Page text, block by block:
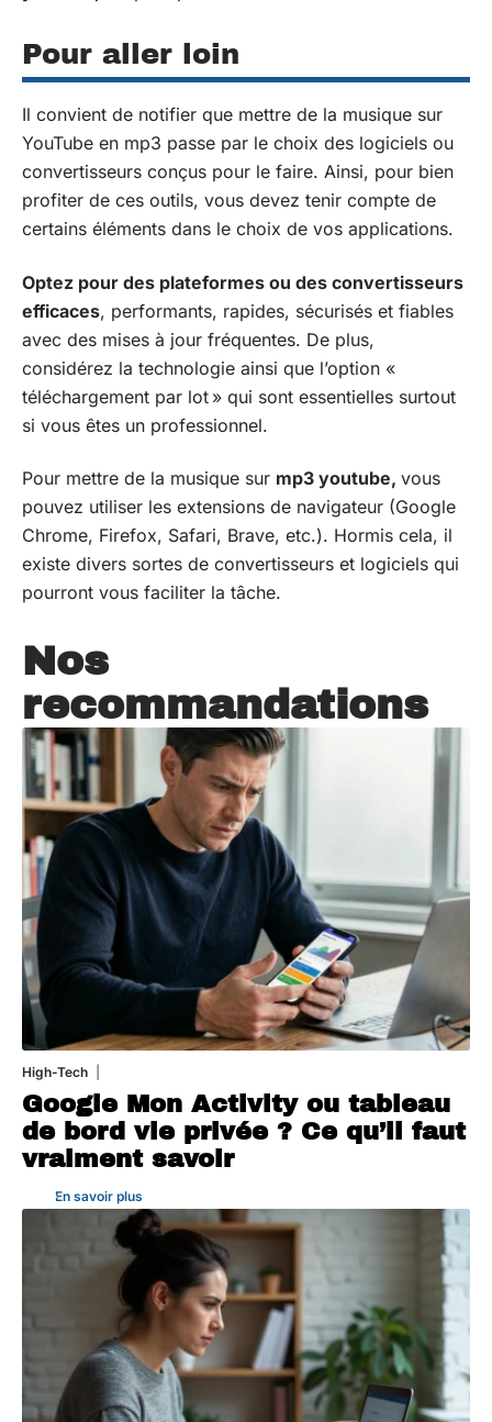
Pour aller loin
Il convient de notifier que mettre de la musique sur
YouTube en mp3 passe par le choix des logiciels ou
convertisseurs conçus pour le faire. Ainsi, pour bien
profiter de ces outils, vous devez tenir compte de
certains éléments dans le choix de vos applications.
Optez pour des plateformes ou des convertisseurs
efficaces, performants, rapides, sécurisés et fiables
avec des mises à jour fréquentes. De plus,
considérez la technologie ainsi que l’option «
téléchargement par lot » qui sont essentielles surtout
si vous êtes un professionnel.
Pour mettre de la musique sur mp3 youtube, vous
pouvez utiliser les extensions de navigateur (Google
Chrome, Firefox, Safari, Brave, etc.). Hormis cela, il
existe divers sortes de convertisseurs et logiciels qui
pourront vous faciliter la tâche.
Nos
recommandations
High-Tech
Google Mon Activity ou tableau
de bord vie privée ? Ce qu’il faut
vraiment savoir
En savoir plus